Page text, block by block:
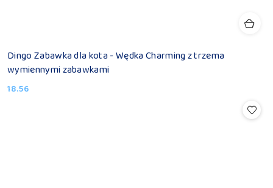
Dingo Zabawka dla kota - Wędka Charming z trzema
wymiennymi zabawkami
Cena:
18.56